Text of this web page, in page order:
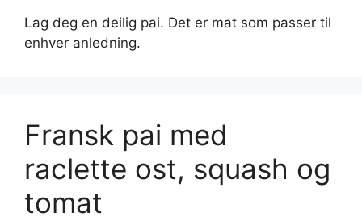
Lag deg en deilig pai. Det er mat som passer til
enhver anledning.
Fransk pai med
raclette ost, squash og
tomat